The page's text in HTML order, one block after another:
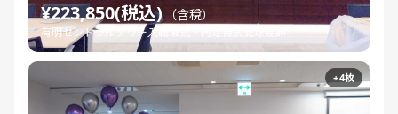
¥223,850(税込) （含稅）
有明セントラルタワー入職儀式・內定儀式氣球裝飾
+4枚